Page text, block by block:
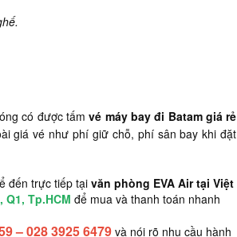
có được tấmvé máy bay đi Batam giá rẻ
giá vé như phí giữ chỗ, phí sân bay khi đặt
đến trực tiếp tại văn phòng EVA Air tại Việt
Tp.HCM để mua và thanh toán nhanh
– 028 3925 6479 và nói rõ nhu cầu hành